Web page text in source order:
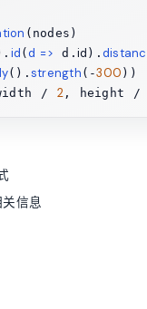
(nodes)
id (d => d. id ).
(). strength (-300 ))
/ 2 , height /
信息